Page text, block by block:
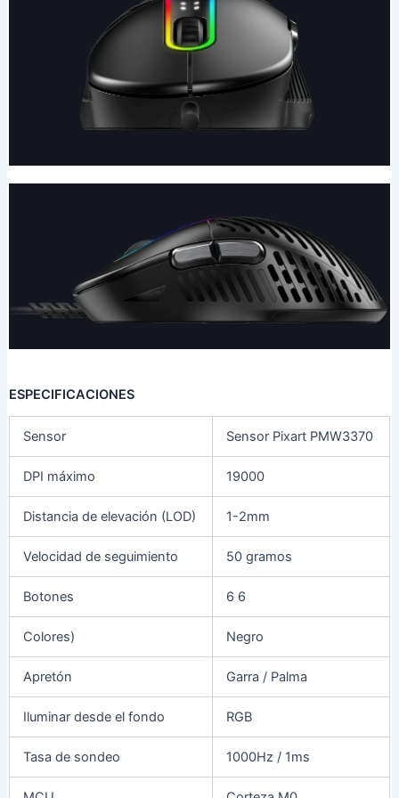
ESPECIFICACIONES
Sensor Sensor Pixart PMW3370
DPI máximo 19000
Distancia de elevación (LOD) 1-2mm
Velocidad de seguimiento 50 gramos
Botones 6 6
Colores) Negro
Apretón Garra / Palma
Iluminar desde el fondo RGB
Tasa de sondeo 1000Hz / 1ms